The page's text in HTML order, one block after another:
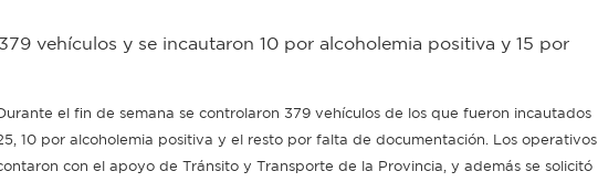
vehículos y se incautaron 10 por alcoholemia positiva y 15 por
el fin de semana se controlaron 379 vehículos de los que fueron incautados
10 por alcoholemia positiva y el resto por falta de documentación. Los operativos
con el apoyo de Tránsito y Transporte de la Provincia, y además se solicitó